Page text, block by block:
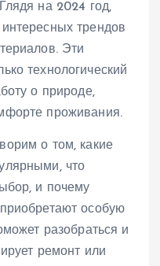
на 2024 год,
трендов
Эти
технологический
о природе,
проживания.
о том, какие
что
и почему
особую
разобраться и
ремонт или